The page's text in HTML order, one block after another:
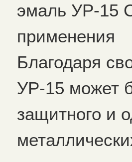
эмаль УР-15
применения
Благодаря
УР-15 может
защитного и